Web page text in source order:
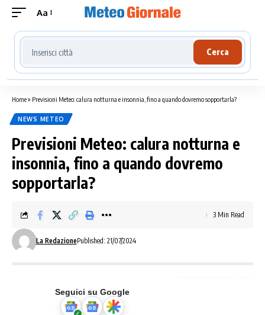
Aa
Cerca località meteo
Cerca
Home» Previsioni Meteo: calura notturna e insonnia, fino a quando dovremo sopportarla?
NEWS METEO
Previsioni Meteo: calura notturna e
insonnia, fino a quando dovremo
sopportarla?
La RedazionePublished: 21/07/2024
3 Min Read
Seguici su Google